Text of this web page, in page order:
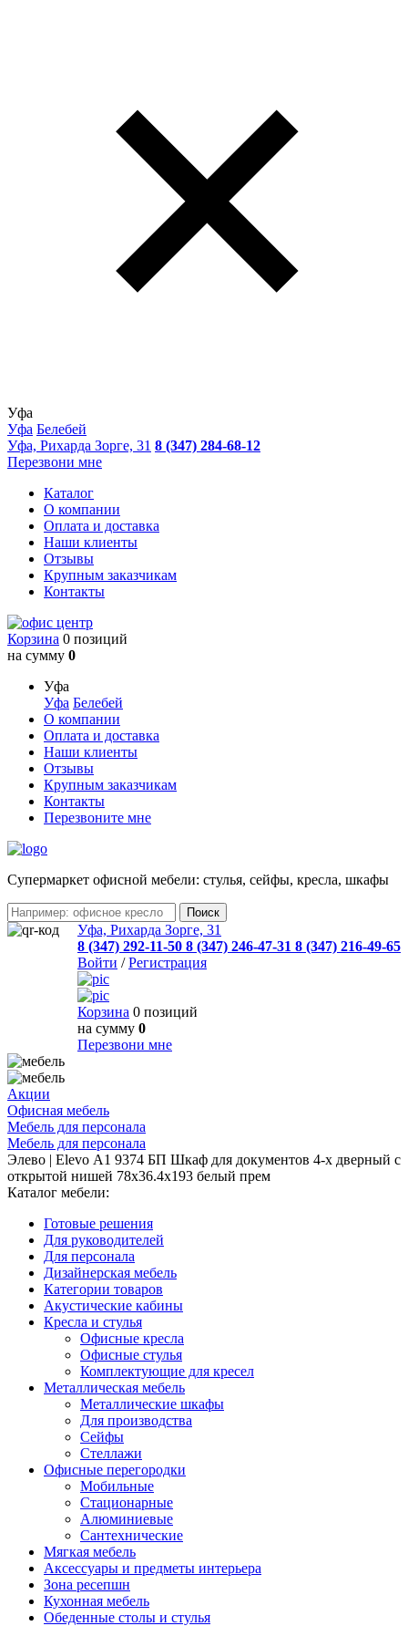
Уфа
Уфа Белебей
Уфа, Рихарда Зорге, 31 8 (347) 284-68-12
Перезвони мне
Каталог
О компании
Оплата и доставка
Наши клиенты
Отзывы
Крупным заказчикам
Контакты
Корзина 0 позиций
на сумму 0
Уфа
Уфа Белебей
О компании
Оплата и доставка
Наши клиенты
Отзывы
Крупным заказчикам
Контакты
Перезвоните мне
Cупермаркет офисной мебели: стулья, сейфы, кресла, шкафы
Уфа, Рихарда Зорге, 31
8 (347) 292-11-50 8 (347) 246-47-31 8 (347) 216-49-65
Войти /Регистрация
Корзина 0 позиций
на сумму 0
Перезвони мне
Акции
Офисная мебель
Мебель для персонала
Мебель для персонала
Элево | Elevo А1 9374 БП Шкаф для документов 4-х дверный с
открытой нишей 78х36.4х193 белый прем
Каталог мебели:
Готовые решения
Для руководителей
Для персонала
Дизайнерская мебель
Категории товаров
Акустические кабины
Кресла и стулья
Офисные кресла
Офисные стулья
Комплектующие для кресел
Металлическая мебель
Металлические шкафы
Для производства
Сейфы
Стеллажи
Офисные перегородки
Мобильные
Стационарные
Алюминиевые
Сантехнические
Мягкая мебель
Аксессуары и предметы интерьера
Зона ресепшн
Кухонная мебель
Обеденные столы и стулья